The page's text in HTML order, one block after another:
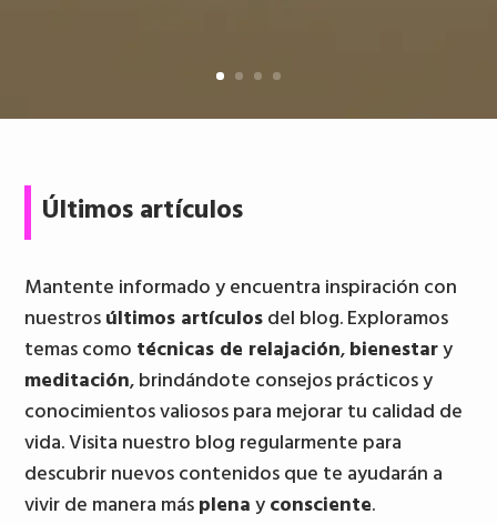
Últimos artículos
Mantente informado y encuentra inspiración con
nuestrosúltimos artículosdel blog. Exploramos
temas como técnicas de relajación,bienestary
meditación, brindándote consejos prácticos y
conocimientos valiosos para mejorar tu calidad de
vida. Visita nuestro blog regularmente para
descubrir nuevos contenidos que te ayudarán a
vivir de manera másplenayconsciente.